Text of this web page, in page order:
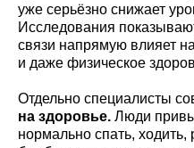
уже серьёзно снижает
Исследования
связи напрямую влияет
и даже физическое
Отдельно специалисты
на здоровье. Люди
нормально спать, ходить,